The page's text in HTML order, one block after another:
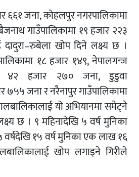
६६१ जना, कोहलपुर नगरपालिकामा
गाउँपालिकामा १९ हजार २२३
खोप दिने लक्ष्य छ ।
१८ हजार १४९, नेपालगन्ज
४२ हजार २७० जना, डुडुवा
७५५ जना र नरैनापुर गाउँपालिकामा
यो अभियानमा समेट्ने
छ । ९ महिनादेखि ५ वर्ष मुनिका
१५ वर्ष मुनिका एक लाख १६
खोप लगाइने गिरीले